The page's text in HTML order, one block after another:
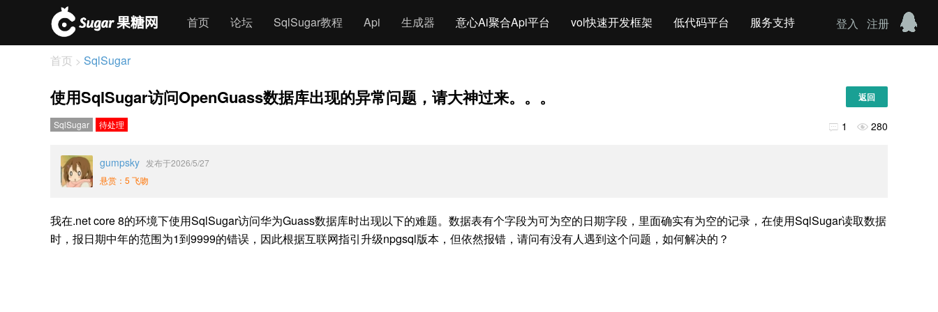
首页 论坛 SqlSugar教程 Api 生成器 意心Ai聚合Api平台 vol快速开发框架 低代码平台 服务支持 登入 注册
首页 > SqlSugar
使用SqlSugar访问OpenGuass数据库出现的异常问题，请大神过来。。。 返回
SqlSugar 待处理  1  280
gumpsky 发布于2026/5/27
悬赏：5 飞吻
我在.net core 8的环境下使用SqlSugar访问华为Guass数据库时出现以下的难题。数据表有个字段为可为空的日期字段，里面确实有为空的记录，在使用SqlSugar读取数据
时，报日期中年的范围为1到9999的错误，因此根据互联网指引升级npgsql版本，但依然报错，请问有没有人遇到这个问题，如何解决的？